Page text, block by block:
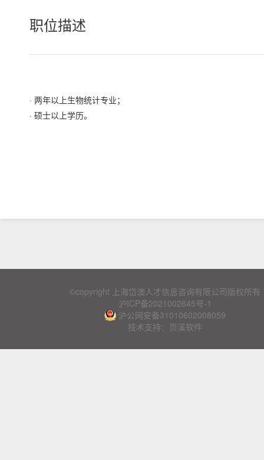
职位描述
· 两年以上生物统计专业；
· 硕士以上学历。
©copyright 上海岱澳人才信息咨询有限公司版权所有
沪ICP备2021002645号-1
沪公网安备31010602008059
技术支持：页溪软件